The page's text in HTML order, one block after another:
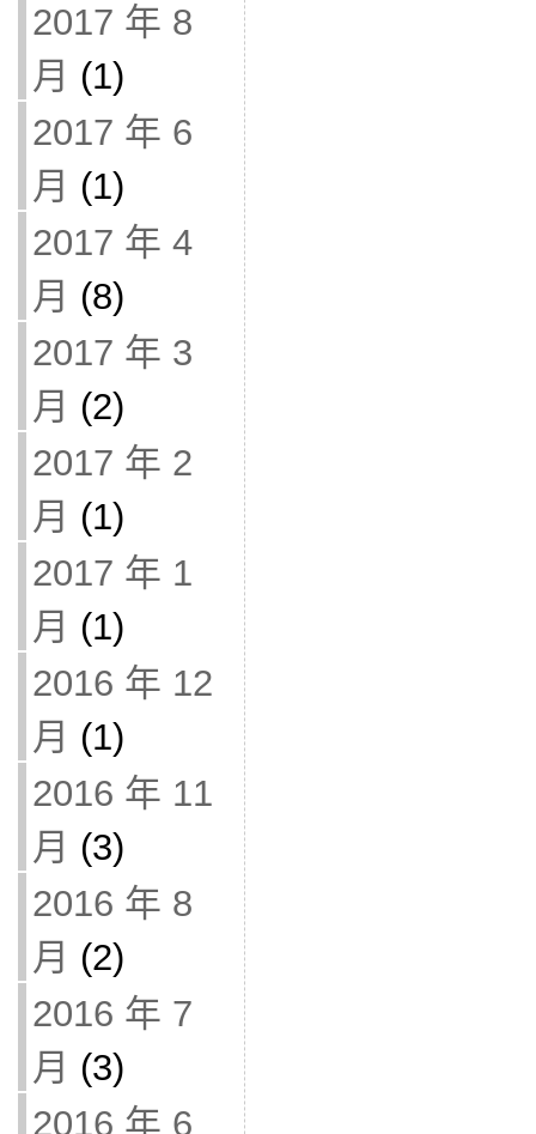
2017 年 8
月 (1)
2017 年 6
月 (1)
2017 年 4
月 (8)
2017 年 3
月 (2)
2017 年 2
月 (1)
2017 年 1
月 (1)
2016 年 12
月 (1)
2016 年 11
月 (3)
2016 年 8
月 (2)
2016 年 7
月 (3)
2016 年 6